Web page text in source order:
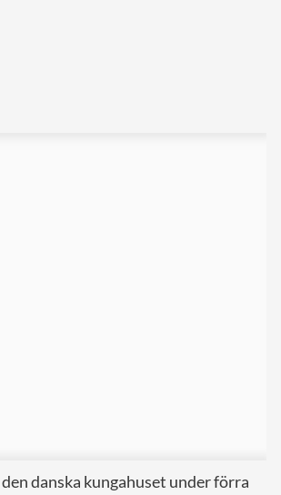
danska kungahuset under förra